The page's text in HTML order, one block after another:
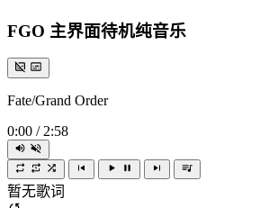
FGO 主界面待机纯音乐
Fate/Grand Order
0:00 / 2:58
暂无歌词